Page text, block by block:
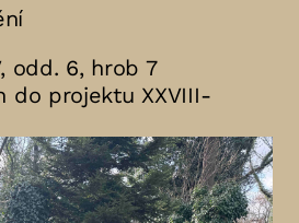
odd. 6, hrob 7
do projektu XXVIII-